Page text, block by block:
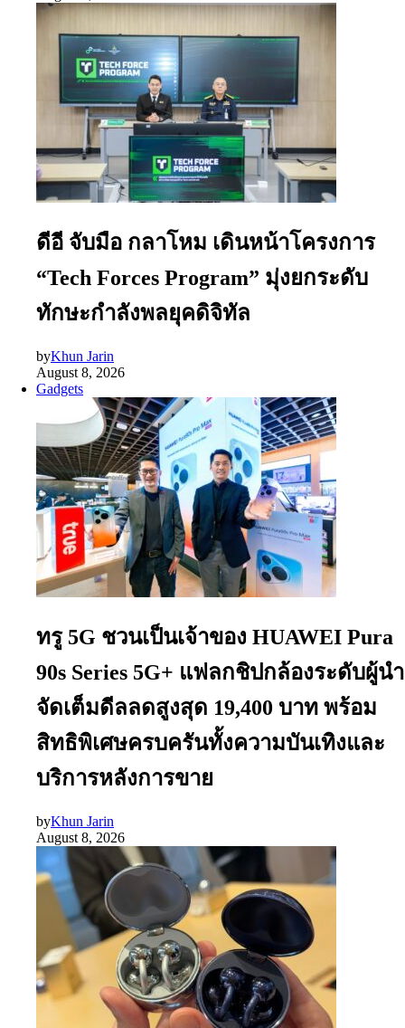
ดีอี จับมือ กลาโหม เดินหน้าโครงการ
“Tech Forces Program” มุ่งยกระดับ
ทักษะกำลังพลยุคดิจิทัล
byKhun Jarin
August 8, 2026
Gadgets
ทรู 5G ชวนเป็นเจ้าของ HUAWEI Pura
90s Series 5G+ แฟลกชิปกล้องระดับผู้นำ
จัดเต็มดีลลดสูงสุด 19,400 บาท พร้อม
สิทธิพิเศษครบครันทั้งความบันเทิงและ
บริการหลังการขาย
byKhun Jarin
August 8, 2026